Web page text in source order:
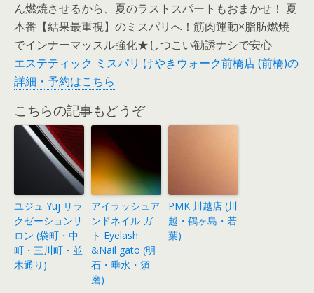
ん燃焼させるから、夏のラストスパートもおまかせ！ 夏
本番【結果最重視】のミスパリへ！筋肉運動×脂肪燃焼
でインナーマッスル強化★しつこい勧誘ナシで安心
エステティック ミスパリ けやきウォーク前橋店 (前橋)の
詳細・予約はこちら
こちらの記事もどうぞ
ユジュ Yuj リラ
クゼーションサ
ロン (袋町・中
町・三川町・並
木通り)
アイラッシュア
ンドネイル ガ
ト Eyelash
&Nail gato (明
石・垂水・須
磨)
PMK 川越店 (川
越・鶴ヶ島・若
葉)